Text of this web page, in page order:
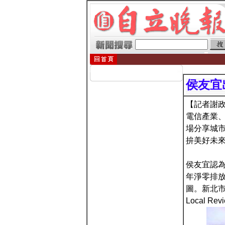
侯友宜
【記者謝
電信產業
場分享城
拚美好未
侯友宜認
年淨零排
圖。新北
Local